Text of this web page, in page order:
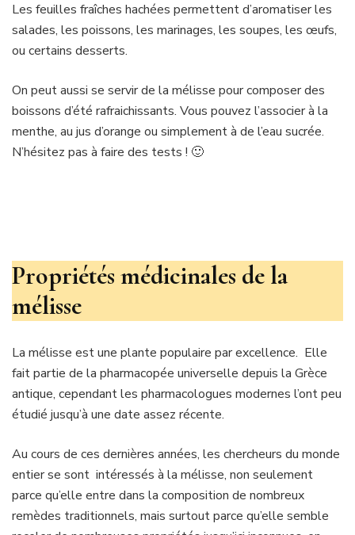
Les feuilles fraîches hachées permettent d’aromatiser les
salades, les poissons, les marinages, les soupes, les œufs,
ou certains desserts.
On peut aussi se servir de la mélisse pour composer des
boissons d’été rafraichissants. Vous pouvez l’associer à la
menthe, au jus d’orange ou simplement à de l’eau sucrée.
N’hésitez pas à faire des tests ! 🙂
Propriétés médicinales de la
mélisse
La mélisse est une plante populaire par excellence. Elle
fait partie de la pharmacopée universelle depuis la Grèce
antique, cependant les pharmacologues modernes l’ont peu
étudié jusqu’à une date assez récente.
Au cours de ces dernières années, les chercheurs du monde
entier se sont intéressés à la mélisse, non seulement
parce qu’elle entre dans la composition de nombreux
remèdes traditionnels, mais surtout parce qu’elle semble